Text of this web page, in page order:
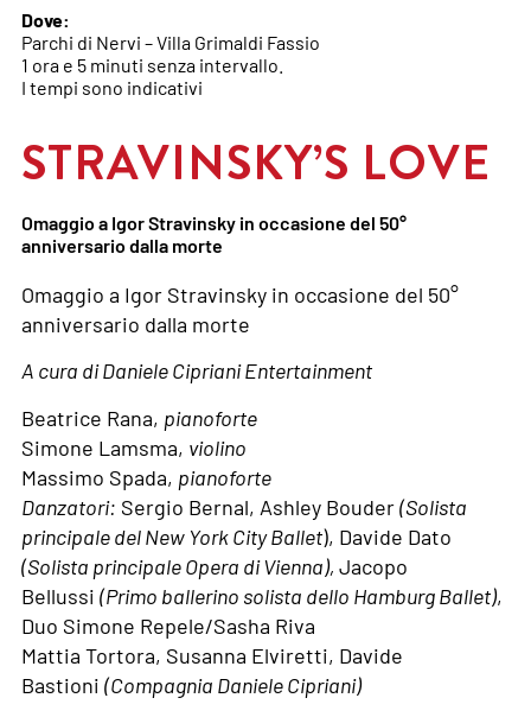
Dove:
Parchi di Nervi – Villa Grimaldi Fassio
1 ora e 5 minuti senza intervallo.
I tempi sono indicativi
STRAVINSKY’S LOVE
Omaggio a Igor Stravinsky in occasione del 50°
anniversario dalla morte
Omaggio a Igor Stravinsky in occasione del 50°
anniversario dalla morte
A cura di Daniele Cipriani Entertainment
Beatrice Rana, pianoforte
Simone Lamsma, violino
Massimo Spada, pianoforte
Danzatori: Sergio Bernal, Ashley Bouder(Solista
principale del New York City Ballet), Davide Dato
(Solista principale Opera di Vienna), Jacopo
Bellussi (Primo ballerino solista dello Hamburg Ballet),
Duo Simone Repele/Sasha Riva
Mattia Tortora, Susanna Elviretti, Davide
Bastioni (Compagnia Daniele Cipriani)